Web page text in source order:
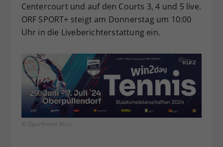
Centercourt und auf den Courts 3, 4 und 5 live.
ORF SPORT+ steigt am Donnerstag um 10:00
Uhr in die Liveberichterstattung ein.
© Sporthotel Kurz